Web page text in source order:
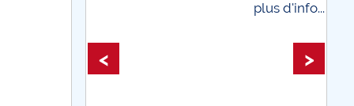
plus d'info...
< >